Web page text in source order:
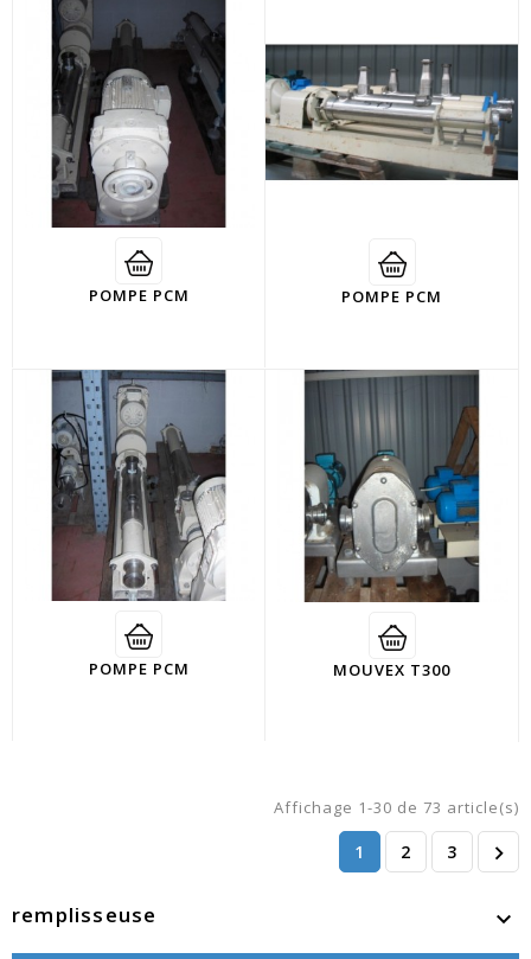
POMPE PCM POMPE PCM
POMPE PCM MOUVEX T300
Affichage 1-30 de 73 article(s)
1 2 3 
remplisseuse
